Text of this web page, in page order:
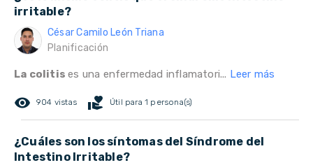
irritable?
César Camilo León Triana
Planificación
La colitises una enfermedad inflamatori... Leer más
remove_red_eye 904 vistas volunteer_activism Útil para 1 persona(s)
¿Cuáles son los síntomas del Síndrome del
Intestino Irritable?